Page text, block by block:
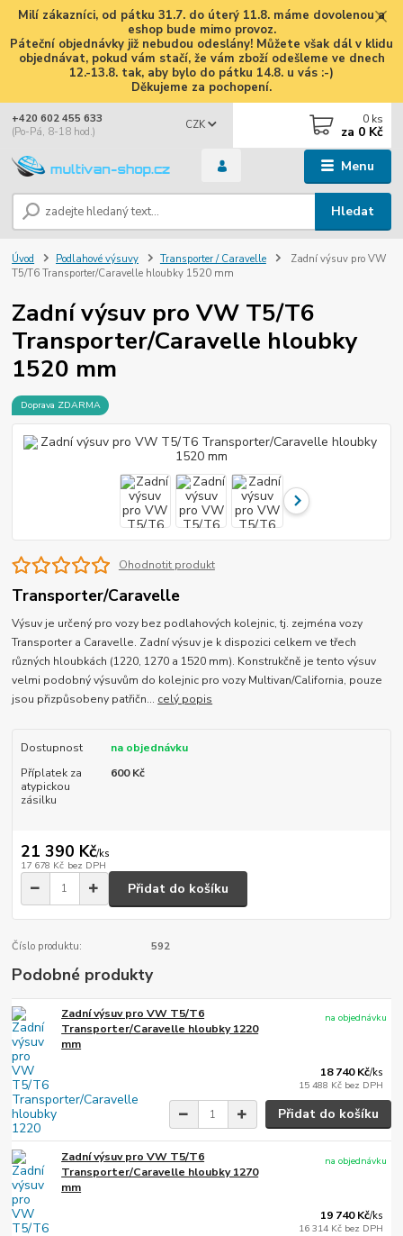
Milí zákazníci, od pátku 31.7. do úterý 11.8. máme dovolenou a
eshop bude mimo provoz.
Páteční objednávky již nebudou odeslány! Můžete však dál v klidu
objednávat, pokud vám stačí, že vám zboží odešleme ve dnech
12.-13.8. tak, aby bylo do pátku 14.8. u vás :-)
Děkujeme za pochopení.
Menu
CZK
Hledat
+420 602 455 633
(Po-Pá, 8-18 hod.)
0 ks
za 0 Kč
Úvod Podlahové výsuvy Transporter / Caravelle
Zadní výsuv pro VW
T5/T6 Transporter/Caravelle hloubky 1520 mm
Zadní výsuv pro VW T5/T6
Transporter/Caravelle hloubky
1520 mm
Doprava ZDARMA
Ohodnotit produkt
Transporter/Caravelle
Výsuv je určený pro vozy bez podlahových kolejnic, tj. zejména vozy
Transporter a Caravelle. Zadní výsuv je k dispozici celkem ve třech
různých hloubkách (1220, 1270 a 1520 mm). Konstrukčně je tento výsuv
velmi podobný výsuvům do kolejnic pro vozy Multivan/California, pouze
jsou přizpůsobeny patřičn... celý popis
Dostupnost
na objednávku
Příplatek za
atypickou
zásilku
600 Kč
21 390 Kč/ks
17 678 Kč bez DPH
Přidat do košíku
Číslo produktu: 592
Podobné produkty
Zadní výsuv pro VW T5/T6
Transporter/Caravelle hloubky 1220
mm
18 740 Kč/ks
15 488 Kč bez DPH
na objednávku
Přidat do košíku
Zadní výsuv pro VW T5/T6
Transporter/Caravelle hloubky 1270
mm
19 740 Kč/ks
16 314 Kč bez DPH
na objednávku